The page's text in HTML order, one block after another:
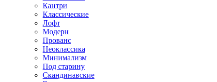
Кантри
Классические
Лофт
Модерн
Прованс
Неоклассика
Минимализм
Под старину
Скандинавские